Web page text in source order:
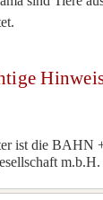
ist die BAHN
m.b.H.